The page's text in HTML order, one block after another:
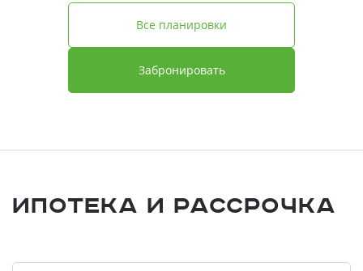
Забронировать
Все планировки
Ипотека и Рассрочка